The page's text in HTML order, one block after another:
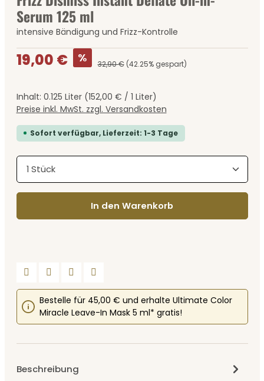
Serum 125 ml
intensive Bändigung und Frizz-Kontrolle
Verkaufspreis:
19,00 € % 32,90 € (42.25% gespart)
Inhalt: 0.125 Liter (152,00 € / 1 Liter)
Preise inkl. MwSt. zzgl. Versandkosten
Sofort verfügbar, Lieferzeit: 1-3 Tage
Produkt Anzahl: Gib den gewünschten Wert
In den Warenkorb
Bestelle für 45,00 € und erhalte Ultimate Color
Miracle Leave-In Mask 5 ml* gratis!
Beschreibung